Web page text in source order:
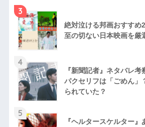
3
絶対泣ける邦画おすすめ
至の切ない日本映画を厳
4
『新聞記者』ネタバレ
パクセリフは「ごめん」
られていた？
5
『ヘルタースケルター